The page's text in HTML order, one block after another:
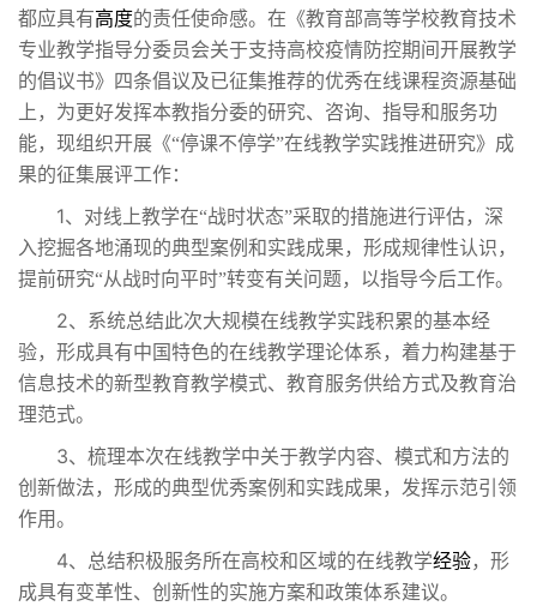
都应具有高度的责任使命感。在《教育部高等学校教育技术
专业教学指导分委员会关于支持高校疫情防控期间开展教学
的倡议书》四条倡议及已征集推荐的优秀在线课程资源基础
上，为更好发挥本教指分委的研究、咨询、指导和服务功
能，现组织开展《“停课不停学”在线教学实践推进研究》成
果的征集展评工作：
1、对线上教学在“战时状态”采取的措施进行评估，深
入挖掘各地涌现的典型案例和实践成果，形成规律性认识，
提前研究“从战时向平时”转变有关问题，以指导今后工作。
2、系统总结此次大规模在线教学实践积累的基本经
验，形成具有中国特色的在线教学理论体系，着力构建基于
信息技术的新型教育教学模式、教育服务供给方式及教育治
理范式。
3、梳理本次在线教学中关于教学内容、模式和方法的
创新做法，形成的典型优秀案例和实践成果，发挥示范引领
作用。
4、总结积极服务所在高校和区域的在线教学经验，形
成具有变革性、创新性的实施方案和政策体系建议。